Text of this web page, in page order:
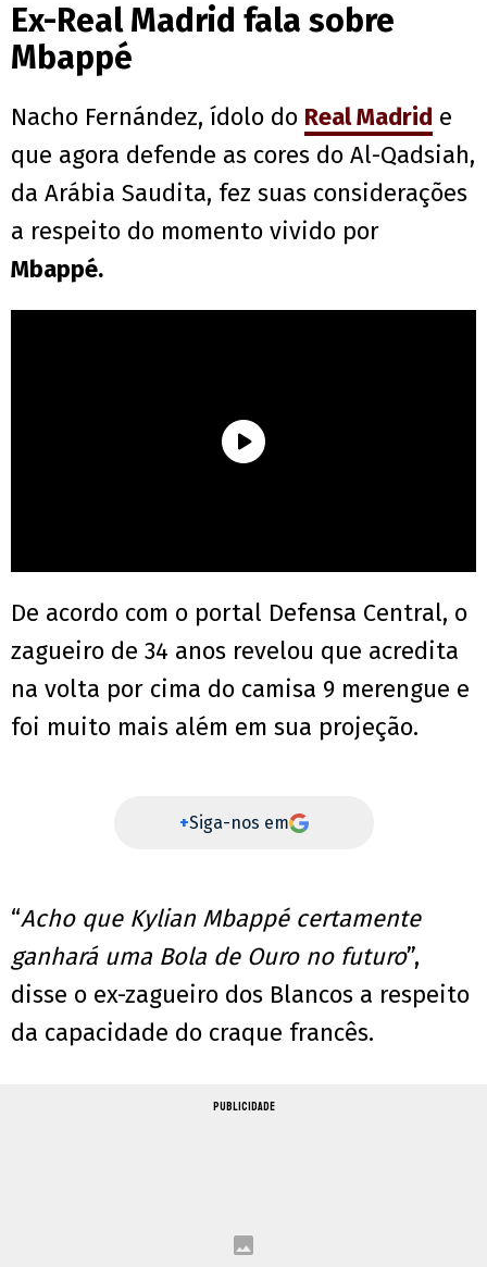
Ex-Real Madrid fala sobre
Mbappé
Nacho Fernández, ídolo do Real Madrid e
que agora defende as cores do Al-Qadsiah,
da Arábia Saudita, fez suas considerações
a respeito do momento vivido por
Mbappé.
De acordo com o portal Defensa Central, o
zagueiro de 34 anos revelou que acredita
na volta por cima do camisa 9 merengue e
foi muito mais além em sua projeção.
+Siga-nos em
“Acho que Kylian Mbappé certamente
ganhará uma Bola de Ouro no futuro”,
disse o ex-zagueiro dos Blancos a respeito
da capacidade do craque francês.
PUBLICIDADE